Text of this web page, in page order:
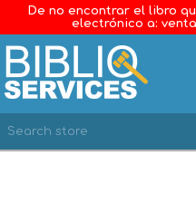
De no encontrar el libro
electrónico a: